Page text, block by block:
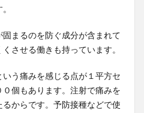
まるのを防ぐ成分が含まれて
させる働きも持っています。
う痛みを感じる点が１平方セ
個もあります。注射で痛みを
からです。予防接種などで使